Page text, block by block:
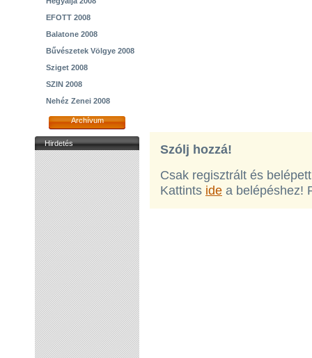
EFOTT 2008
Balatone 2008
Bűvészetek Völgye 2008
Sziget 2008
SZIN 2008
Nehéz Zenei 2008
Archívum
Hirdetés
Szólj hozzá!
Csak regisztrált és
Kattints ide a belépéshez!